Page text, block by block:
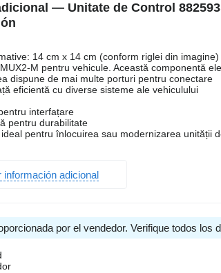
— Unitate de Control
14 cm x 14 cm (conform riglei din imagine)
M pentru vehicule. Această componentă
dispune de mai multe porturi pentru conectare
eficientă cu diverse sisteme ale vehiculului
interfațare
pentru durabilitate
pentru înlocuirea sau modernizarea unității
información adicional
por el vendedor. Verifique todos los